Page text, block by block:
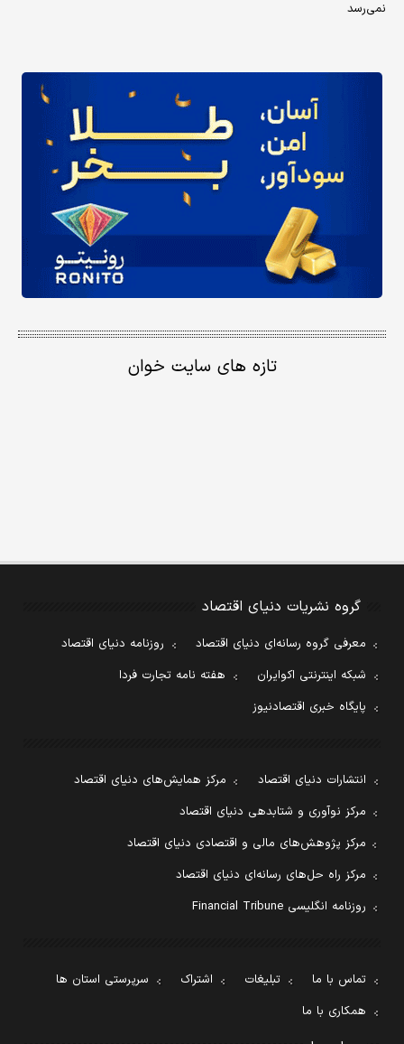
نمی‌رسد
تازه های سایت خوان
گروه نشریات دنیای اقتصاد
معرفی گروه رسانه‌ای دنیای اقتصاد
روزنامه دنیای اقتصاد
شبکه اینترنتی اکوایران
هفته نامه تجارت فردا
پایگاه خبری اقتصادنیوز
انتشارات دنیای اقتصاد
مرکز همایش‌های دنیای اقتصاد
مرکز نوآوری و شتابدهی دنیای اقتصاد
مرکز پژوهش‌های مالی و اقتصادی دنیای اقتصاد
مرکز راه حل‌های رسانه‌ای دنیای اقتصاد
روزنامه انگلیسی Financial Tribune
تماس با ما تبلیغات اشتراک
سرپرستی استان ها
همکاری با ما